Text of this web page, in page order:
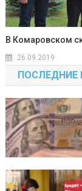
В Комаровском
26.09.2019
ПОСЛЕДНИЕ